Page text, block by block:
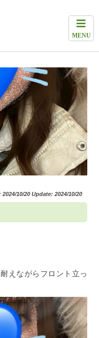
MENU
2024/10/20 Update: 2024/10/20
えながらフロント立っ